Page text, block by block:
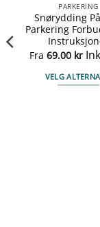
PARKERING
Snørydding
Parkering
Fra 69.00 kr
VELG